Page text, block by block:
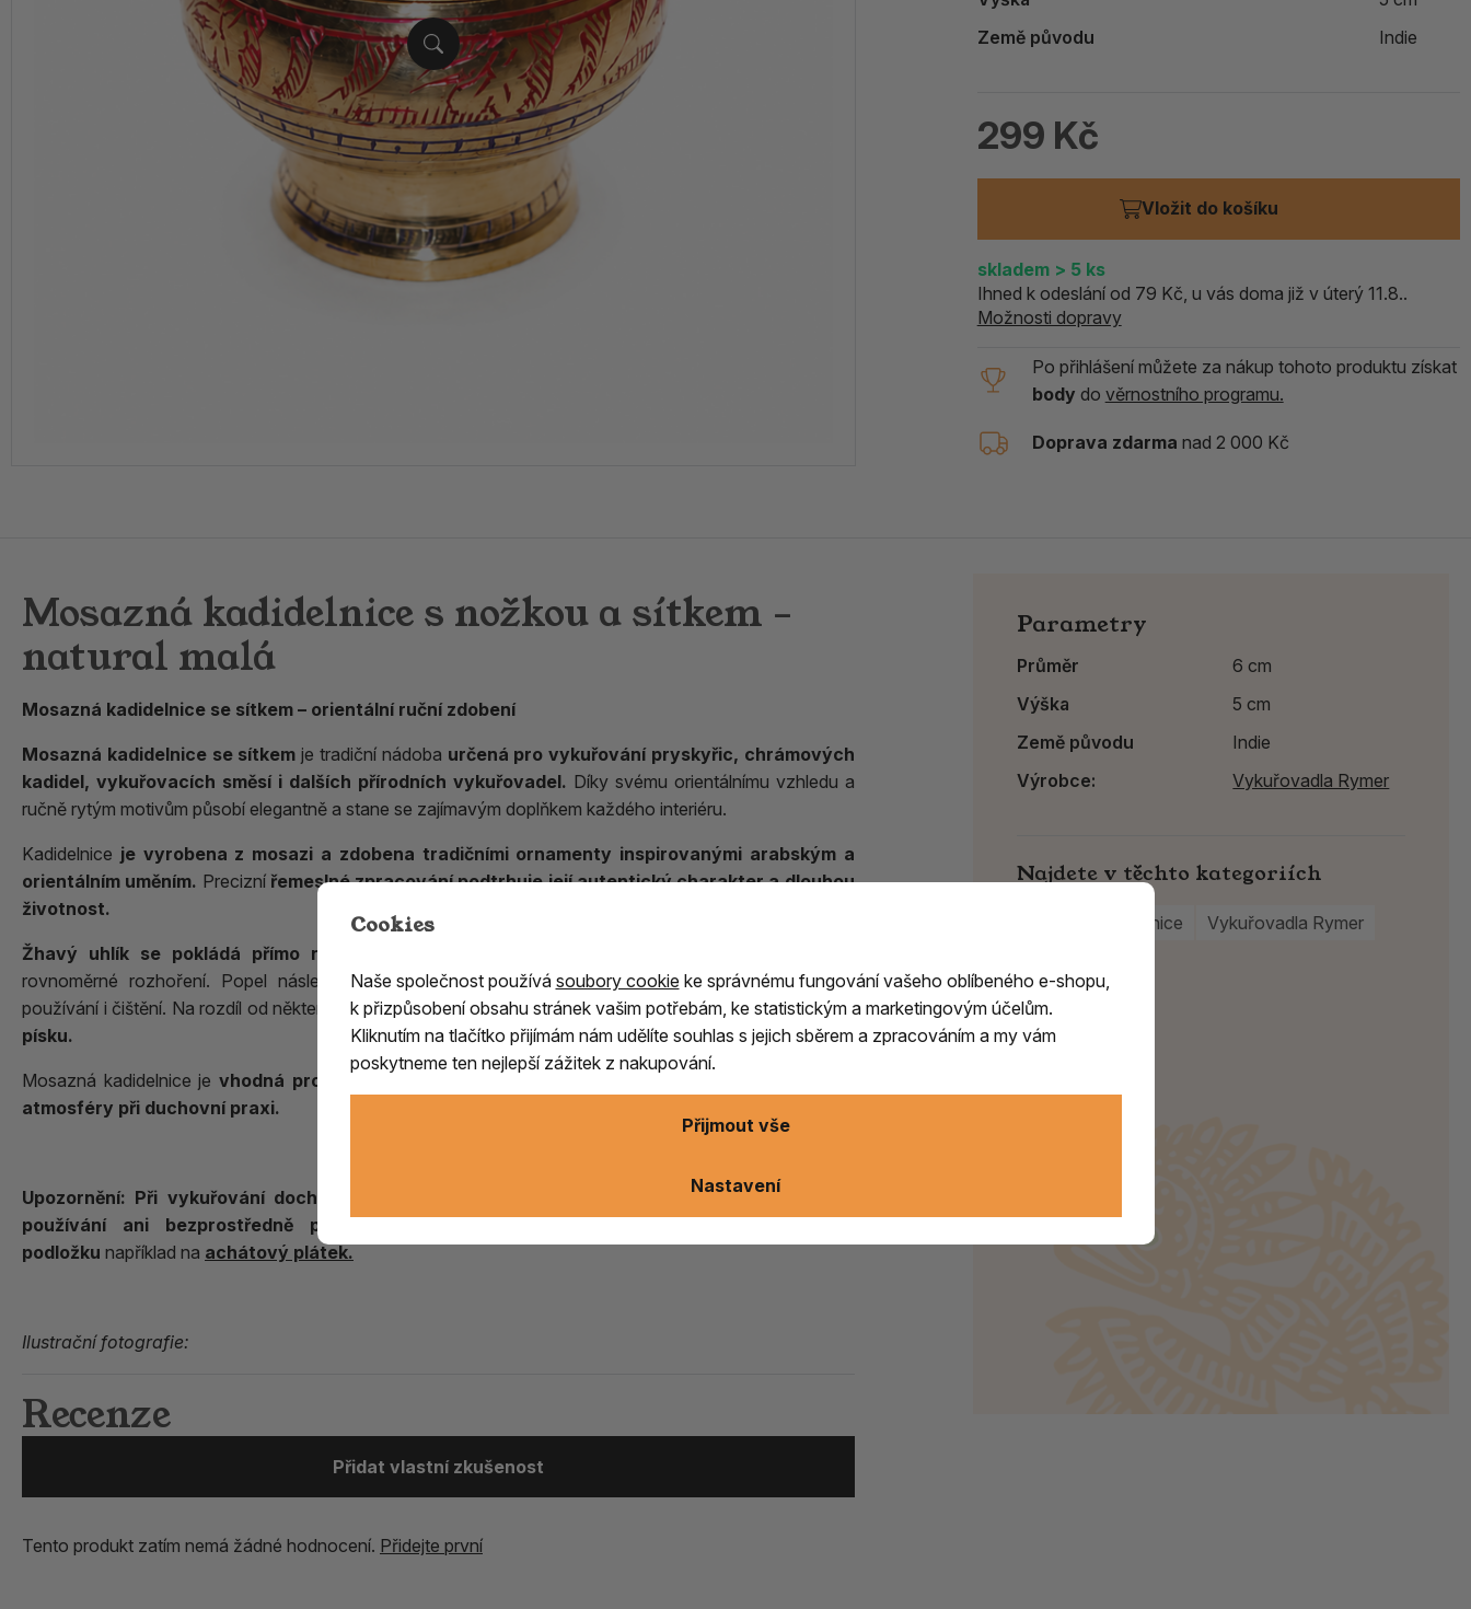
Země původu
Indie
299 Kč
Vložit do košíku
skladem> 5 ks
Ihned k odeslání od 79 Kč, u vás doma již v úterý 11.8..
Možnosti dopravy
Po přihlášení můžete za nákup tohoto produktu získat
body do věrnostního programu.
Doprava zdarma nad 2 000 Kč
Mosazná kadidelnice s nožkou a sítkem –
natural malá
Mosazná kadidelnice se sítkem – orientální ruční zdobení
Mosazná kadidelnice se sítkem je tradiční nádoba určená pro vykuřování pryskyřic, chrámových
kadidel, vykuřovacích směsí i dalších přírodních vykuřovadel. Díky svému orientálnímu vzhledu a
ručně rytým motivům působí elegantně a stane se zajímavým doplňkem každého interiéru.
Kadidelnice je vyrobena z mosazi a zdobena tradičními ornamenty inspirovanými arabským a
orientálním uměním. Precizní řemeslné zpracování podtrhuje její autentický charakter a dlouhou
životnost.
Žhavý uhlík se pokládá přímo na kovové sítko
rovnoměrné rozhoření. Popel následně propadává do spodní části kadidelnice, což usnadňuje její
používání i čištění. Na rozdíl od některých jiných typů kadidelnic není nutné používat izolační vrstvu z
písku.
Mosazná kadidelnice jevhodná pro domácí vykuřování, meditaci, relaxaci i vytváření příjemné
atmosféry při duchovní praxi.
Upozornění: Při vykuřování dochází k zahřívání kadidelnice. Nedotýkejte se nádoby během
používání ani bezprostředně po dohoření uhlíku a vždy ji umisťujte na nehořlavou
podložku například na achátový plátek.
Ilustrační fotografie:
Recenze
Přidat vlastní zkušenost
Tento produkt zatím nemá žádné hodnocení. Přidejte první
Parametry
Průměr
6 cm
Výška
5 cm
Země původu
Indie
Výrobce:
Vykuřovadla Rymer
Najdete v těchto kategoriích
Kovové kadidelnice Vykuřovadla Rymer
Cookies
Naše společnost používá soubory cookie ke správnému fungování vašeho oblíbeného e-shopu,
k přizpůsobení obsahu stránek vašim potřebám, ke statistickým a marketingovým účelům.
Kliknutím na tlačítko přijímám nám udělíte souhlas s jejich sběrem a zpracováním a my vám
poskytneme ten nejlepší zážitek z nakupování.
Nastavení
Přijmout vše